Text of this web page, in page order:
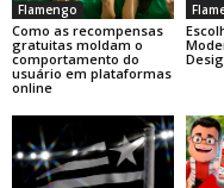
Flamengo
Como as recompensas
gratuitas moldam o
comportamento do
usuário em plataformas
online